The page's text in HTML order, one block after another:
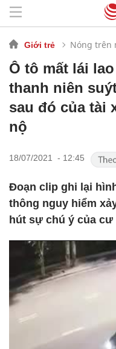
Giới trẻ Nóng trên
Ô tô mất lái
thanh niên
sau đó của tài
nộ
18/07/2021 - 12:45
Đoạn clip ghi lại
thông nguy hiểm
hút sự chú ý của cư